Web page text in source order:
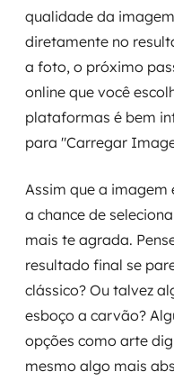
qualidade da
diretamente no
a foto, o próximo
online que você
plataformas é bem
para "Carregar
Assim que a imagem
a chance de
mais te agrada.
resultado final se
clássico? Ou talvez
esboço a carvão?
opções como arte
mesmo algo mais